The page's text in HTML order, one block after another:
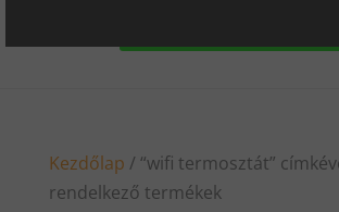
Kezdőlap / “wifi termosztát”
rendelkező termékek